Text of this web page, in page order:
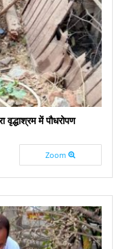
वृद्धाश्रम में पौधरोपण
Zoom